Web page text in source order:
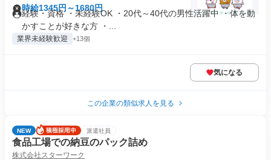
時給1345円～1680円
経験・資格 ・未経験OK ・20代～40代の男性活躍中 ・体を動
かすことが好きな方 ・...
業界未経験歓迎 +13個
気になる
この企業の類似求人を見る
NEW 派遣社員
食品工場での納豆のパック詰め
株式会社スターワーク